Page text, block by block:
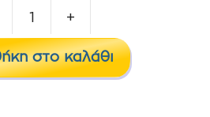
VIRGINIA
+
στο καλάθι